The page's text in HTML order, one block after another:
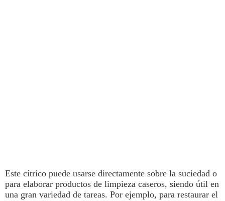
Este cítrico puede usarse directamente sobre la suciedad o
para elaborar productos de limpieza caseros, siendo útil en
una gran variedad de tareas. Por ejemplo, para restaurar el